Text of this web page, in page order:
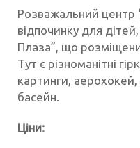
Розважальний центр
відпочинку для
Плаза”, що
Тут є різноманітні
картинги,
басейн.
Ціни: